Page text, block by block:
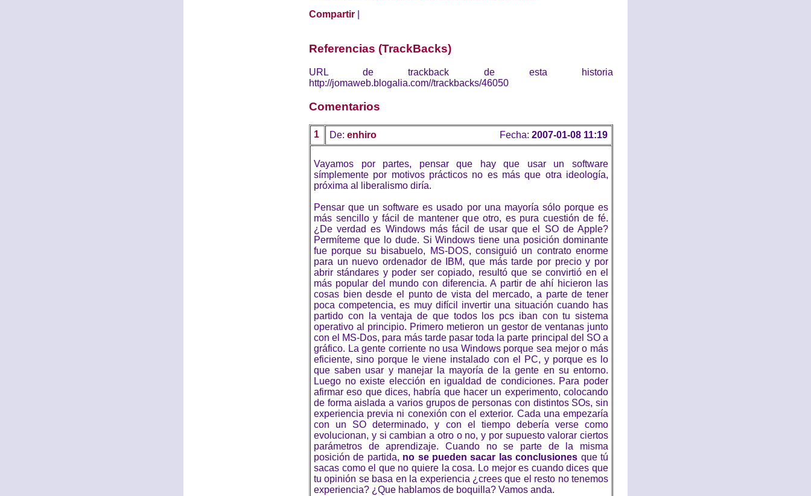
Compartir
Referencias (TrackBacks)
URL de trackback de esta historia
http://jomaweb.blogalia.com//trackbacks/46050
Comentarios
1 De: enhiro Fecha: 2007-01-08 11:19
Vayamos por partes, pensar que hay que usar un software
símplemente por motivos prácticos no es más que otra ideología,
próxima al liberalismo diría.
Pensar que un software es usado por una mayoría sólo porque es
más sencillo y fácil de mantener que otro, es pura cuestión de fé.
¿De verdad es Windows más fácil de usar que el SO de Apple?
Permíteme que lo dude. Si Windows tiene una posición dominante
fue porque su bisabuelo, MS-DOS, consiguió un contrato enorme
para un nuevo ordenador de IBM, que más tarde por precio y por
abrir stándares y poder ser copiado, resultó que se convirtió en el
más popular del mundo con diferencia. A partir de ahí hicieron las
cosas bien desde el punto de vista del mercado, a parte de tener
poca competencia, es muy difícil invertir una situación cuando has
partido con la ventaja de que todos los pcs iban con tu sistema
operativo al principio. Primero metieron un gestor de ventanas junto
con el MS-Dos, para más tarde pasar toda la parte principal del SO a
gráfico. La gente corriente no usa Windows porque sea mejor o más
eficiente, sino porque le viene instalado con el PC, y porque es lo
que saben usar y manejar la mayoría de la gente en su entorno.
Luego no existe elección en igualdad de condiciones. Para poder
afirmar eso que dices, habría que hacer un experimento, colocando
de forma aislada a varios grupos de personas con distintos SOs, sin
experiencia previa ni conexión con el exterior. Cada una empezaría
con un SO determinado, y con el tiempo debería verse como
evolucionan, y si cambian a otro o no, y por supuesto valorar ciertos
parámetros de aprendizaje. Cuando no se parte de la misma
posición de partida, no se pueden sacar las conclusiones que tú
sacas como el que no quiere la cosa. Lo mejor es cuando dices que
tu opinión se basa en la experiencia ¿crees que el resto no tenemos
experiencia? ¿Que hablamos de boquilla? Vamos anda.